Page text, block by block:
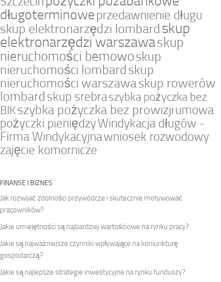
długoterminowe przedawnienie długu
skup elektronarzędzi lombardskup
elektronarzędzi warszawaskup
nieruchomości bemowoskup
nieruchomości lombardskup
nieruchomości warszawaskup rowerów
lombard skup srebraszybka pożyczka bez
BIKszybka pożyczka bez prowizjiumowa
pożyczki pieniędzyWindykacja długów -
Firma Windykacyjnawniosek rozwodowy
zajęcie komornicze
FINANSE I BIZNES
Jak rozwijać zdolności przywódcze i skutecznie motywować
pracowników?
Jakie umiejętności są najbardziej wartościowe na rynku pracy?
Jakie są najważniejsze czynniki wpływające na koniunkturę
gospodarczą?
Jakie są najlepsze strategie inwestycyjne na rynku funduszy?